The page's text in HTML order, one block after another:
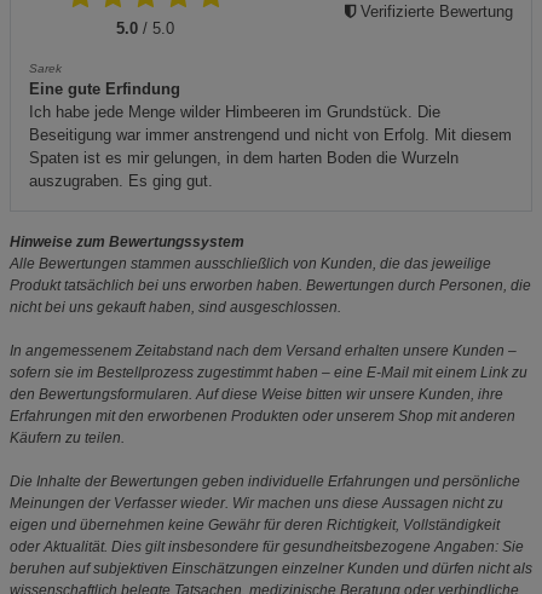
5.0 / 5.0
Sarek
Eine gute Erfindung
Ich habe jede Menge wilder Himbeeren im Grundstück. Die
Beseitigung war immer anstrengend und nicht von Erfolg. Mit diesem
Spaten ist es mir gelungen, in dem harten Boden die Wurzeln
auszugraben. Es ging gut.
Verifizierte Bewertung
Hinweise zum Bewertungssystem
Alle Bewertungen stammen ausschließlich von Kunden, die das jeweilige
Produkt tatsächlich bei uns erworben haben. Bewertungen durch Personen, die
nicht bei uns gekauft haben, sind ausgeschlossen.
In angemessenem Zeitabstand nach dem Versand erhalten unsere Kunden –
sofern sie im Bestellprozess zugestimmt haben – eine E-Mail mit einem Link zu
den Bewertungsformularen. Auf diese Weise bitten wir unsere Kunden, ihre
Erfahrungen mit den erworbenen Produkten oder unserem Shop mit anderen
Käufern zu teilen.
Die Inhalte der Bewertungen geben individuelle Erfahrungen und persönliche
Meinungen der Verfasser wieder. Wir machen uns diese Aussagen nicht zu
eigen und übernehmen keine Gewähr für deren Richtigkeit, Vollständigkeit
oder Aktualität. Dies gilt insbesondere für gesundheitsbezogene Angaben: Sie
beruhen auf subjektiven Einschätzungen einzelner Kunden und dürfen nicht als
wissenschaftlich belegte Tatsachen, medizinische Beratung oder verbindliche